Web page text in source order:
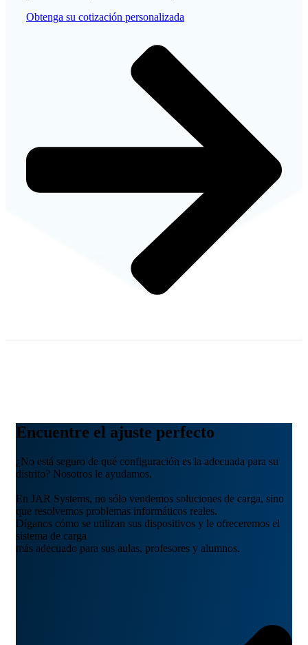
Obtenga su cotización personalizada
Encuentre el ajuste perfecto
¿No está seguro de qué configuración es la adecuada para su
distrito? Nosotros le ayudamos.
En JAR Systems, no sólo vendemos soluciones de carga, sino
que resolvemos problemas informáticos reales.
Díganos cómo se utilizan sus dispositivos y le ofreceremos el
sistema de carga
más adecuado para sus aulas, profesores y alumnos.